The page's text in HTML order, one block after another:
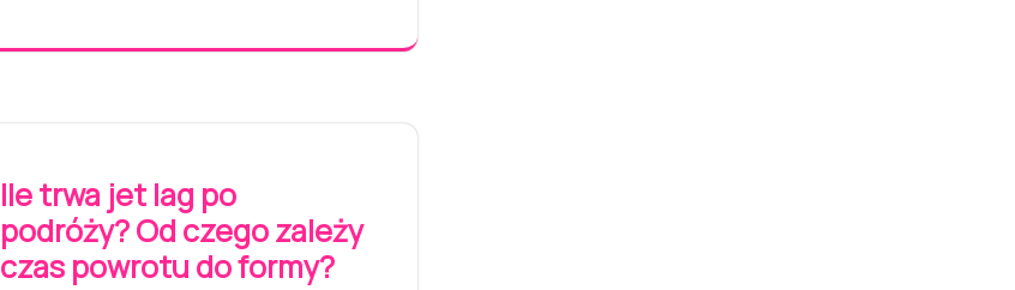
Ile trwa jet lag po
podróży? Od czego zależy
czas powrotu do formy?